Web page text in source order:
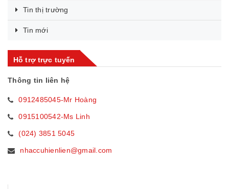
Tin thị trường
Tin mới
Hỗ trợ trực tuyến
Thông tin liên hệ
0912485045-Mr Hoàng
0915100542-Ms Linh
(024) 3851 5045
nhaccuhienlien@gmail.com